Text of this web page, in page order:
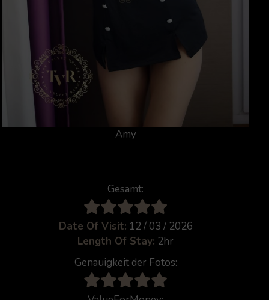
Amy
Gesamt:
Date Of Visit: 12 / 03 / 2026
Length Of Stay: 2hr
Genauigkeit der Fotos: